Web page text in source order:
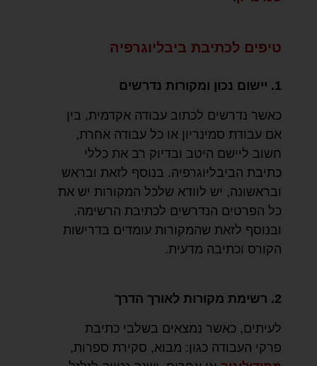
טיפים לכתיבת ביבליוגרפיה
1. יישום נכון ומקורות נדרשים
כאשר נדרשים לכתוב עבודה אקדמית, בין
אם עבודת סמינריון או כל עבודה אחרת,
חשוב ליישם היטב ובדיוק רב את כללי
כתיבת הביבליוגרפיה. בנוסף לזאת ובראש
ובראשונה, יש לוודא שלכל המקורות יש את
כל הפרטים הנדרשים לכתיבת הרשימה.
ובנוסף לזאת שהמקורות עומדים בדרישות
הקורס וכתיבה מדעית.
2. רשימת מקורות לאורך הדרך
לעיתים, כאשר נמצאים בשלבי כתיבת
פרקי העבודה כגון: מבוא, סקירת ספרות,